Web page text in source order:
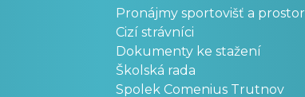
Pronájmy sportovišť a prostor
Cizí strávníci
Dokumenty ke stažení
Školská rada
Spolek Comenius Trutnov